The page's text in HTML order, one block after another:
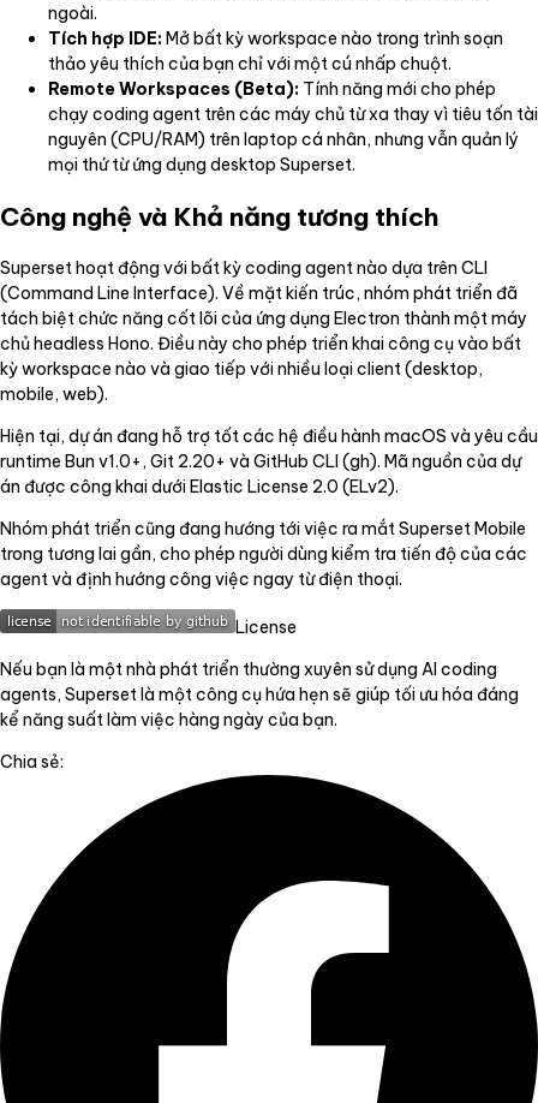
ngoài.
Tích hợp IDE:Mở bất kỳ workspace nào trong trình soạn
thảo yêu thích của bạn chỉ với một cú nhấp chuột.
Remote Workspaces (Beta): Tính năng mới cho phép
chạy coding agent trên các máy chủ từ xa thay vì tiêu tốn tài
nguyên (CPU/RAM) trên laptop cá nhân, nhưng vẫn quản lý
mọi thứ từ ứng dụng desktop Superset.
Công nghệ và Khả năng tương thích
Superset hoạt động với bất kỳ coding agent nào dựa trên CLI
(Command Line Interface). Về mặt kiến trúc, nhóm phát triển đã
tách biệt chức năng cốt lõi của ứng dụng Electron thành một máy
chủ headless Hono. Điều này cho phép triển khai công cụ vào bất
kỳ workspace nào và giao tiếp với nhiều loại client (desktop,
mobile, web).
Hiện tại, dự án đang hỗ trợ tốt các hệ điều hành macOS và yêu cầu
runtime Bun v1.0+, Git 2.20+ và GitHub CLI (gh). Mã nguồn của dự
án được công khai dưới Elastic License 2.0 (ELv2).
Nhóm phát triển cũng đang hướng tới việc ra mắt Superset Mobile
trong tương lai gần, cho phép người dùng kiểm tra tiến độ của các
agent và định hướng công việc ngay từ điện thoại.
License
Nếu bạn là một nhà phát triển thường xuyên sử dụng AI coding
agents, Superset là một công cụ hứa hẹn sẽ giúp tối ưu hóa đáng
kể năng suất làm việc hàng ngày của bạn.
Chia sẻ: